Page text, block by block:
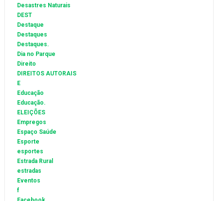
Desastres Naturais
DEST
Destaque
Destaques
Destaques.
Dia no Parque
Direito
DIREITOS AUTORAIS
E
Educação
Educação.
ELEIÇÕES
Empregos
Espaço Saúde
Esporte
esportes
Estrada Rural
estradas
Eventos
f